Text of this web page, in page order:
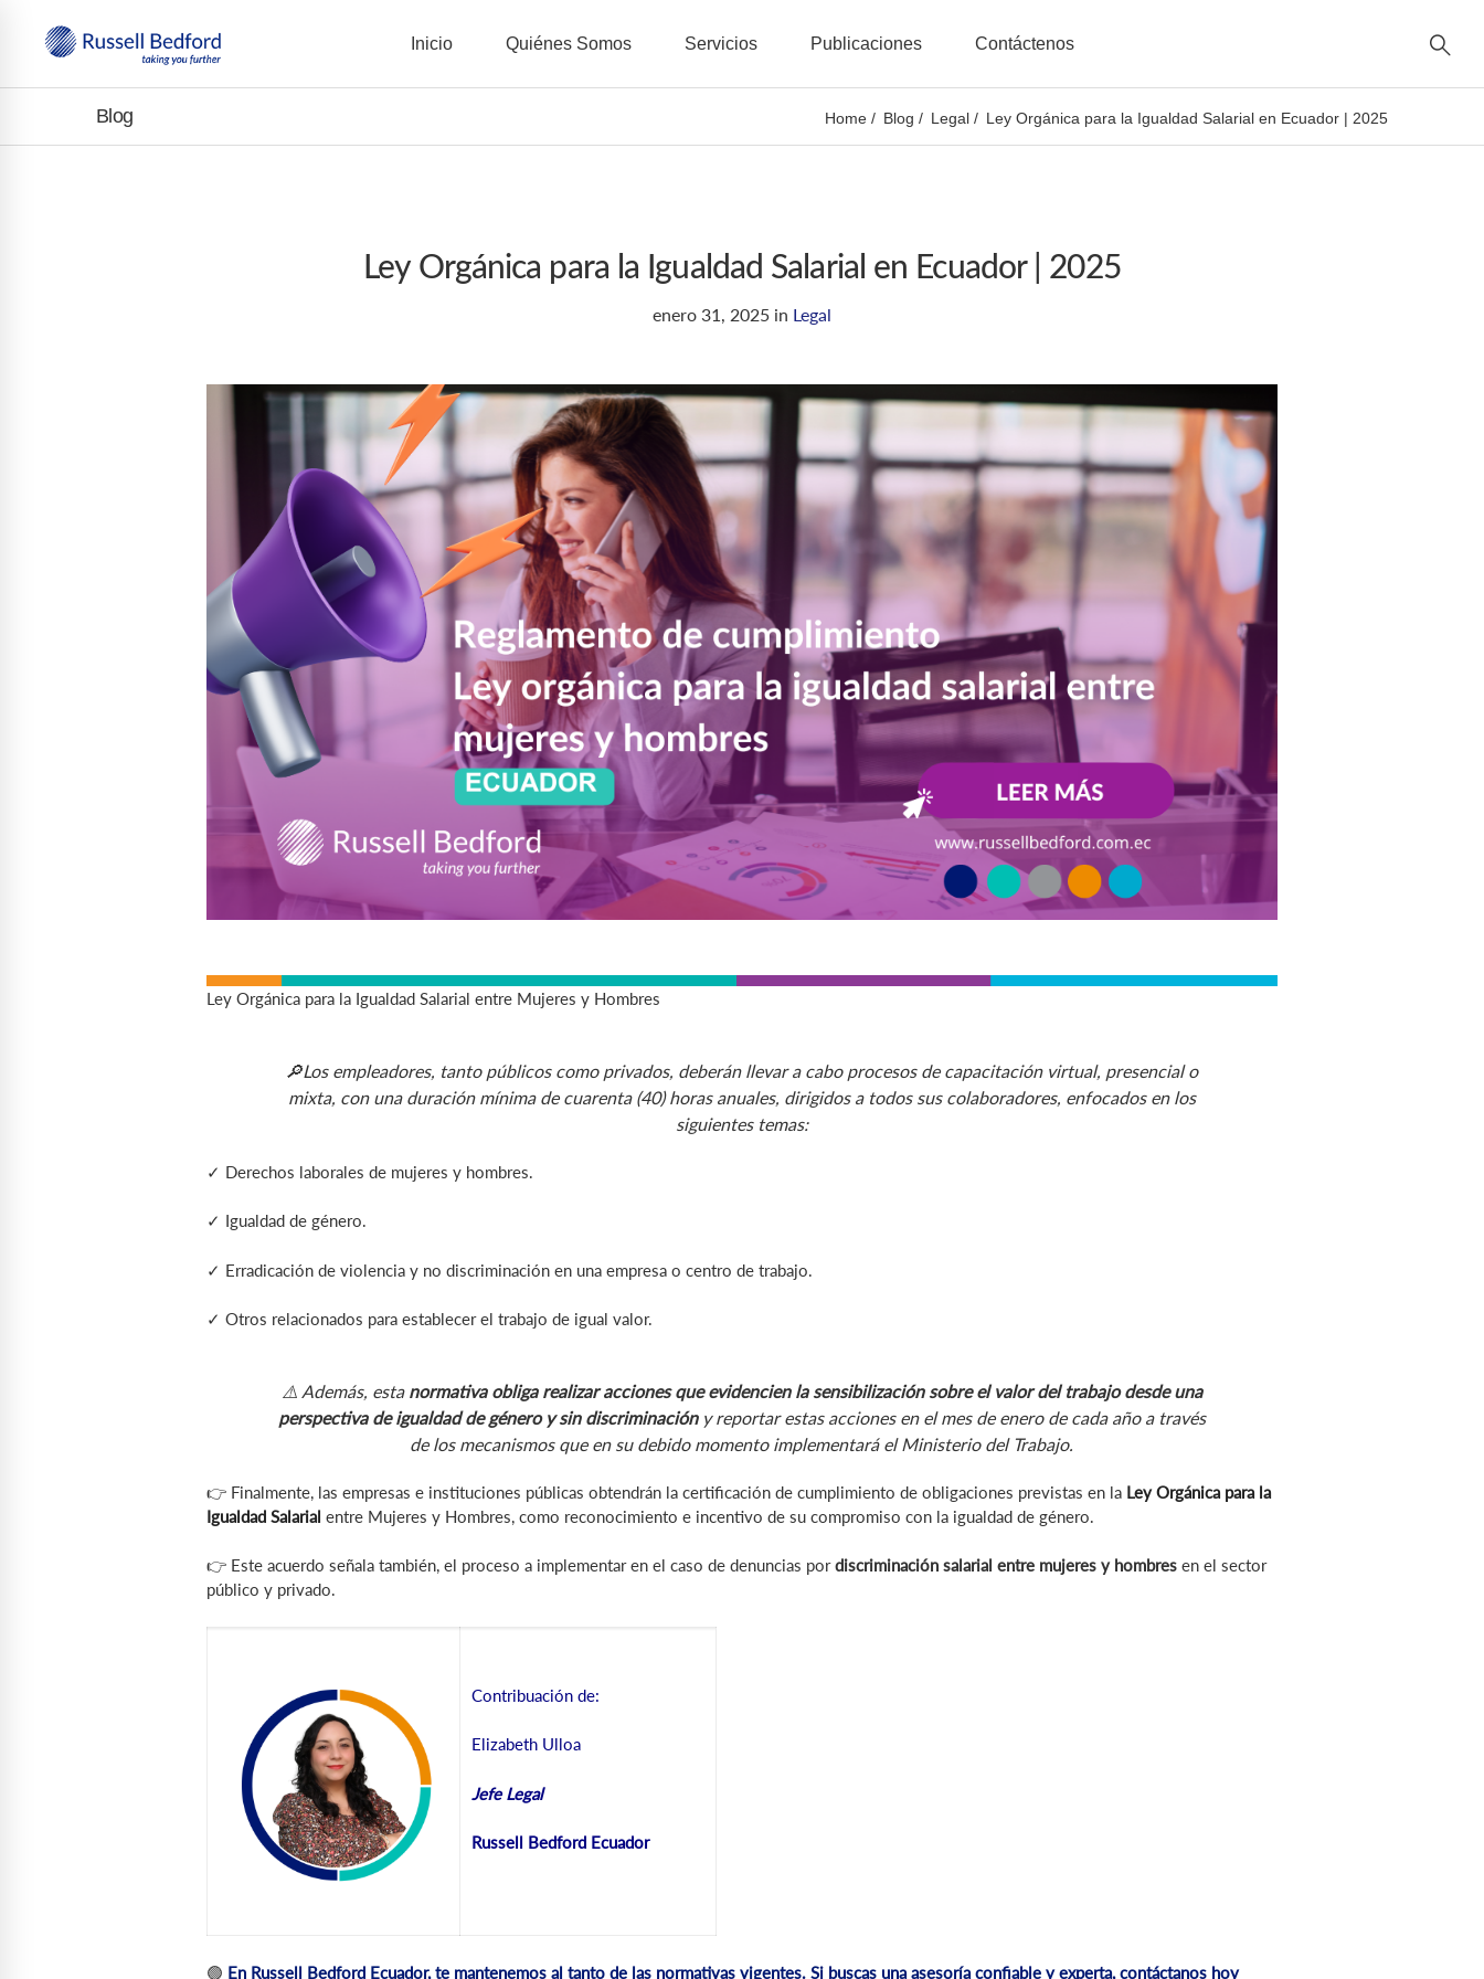
Inicio Quiénes Somos Servicios Publicaciones Contáctenos
Blog Home Blog Legal Ley Orgánica para la Igualdad Salarial en Ecuador | 2025
Ley Orgánica para la Igualdad Salarial en Ecuador | 2025
enero 31, 2025in Legal
Ley Orgánica para la Igualdad Salarial entre Mujeres y Hombres
🔎Los empleadores, tanto públicos como privados, deberán llevar a cabo procesos de capacitación virtual, presencial o
mixta, con una duración mínima de cuarenta (40) horas anuales, dirigidos a todos sus colaboradores, enfocados en los
siguientes temas:
✓ Derechos laborales de mujeres y hombres.
✓ Igualdad de género.
✓ Erradicación de violencia y no discriminación en una empresa o centro de trabajo.
✓ Otros relacionados para establecer el trabajo de igual valor.
⚠️ Además, esta normativa obliga realizar acciones que evidencien la sensibilización sobre el valor del trabajo desde una
perspectiva de igualdad de género y sin discriminación y reportar estas acciones en el mes de enero de cada año a través
de los mecanismos que en su debido momento implementará el Ministerio del Trabajo.
👉 Finalmente, las empresas e instituciones públicas obtendrán la certificación de cumplimiento de obligaciones previstas en la Ley Orgánica para la
Igualdad Salarial entre Mujeres y Hombres, como reconocimiento e incentivo de su compromiso con la igualdad de género.
👉 Este acuerdo señala también, el proceso a implementar en el caso de denuncias pordiscriminación salarial entre mujeres y hombres en el sector
público y privado.
Contribuación de:
Elizabeth Ulloa
Jefe Legal
Russell Bedford Ecuador
🟢 En Russell Bedford Ecuador, te mantenemos al tanto de las normativas vigentes. Si buscas una asesoría confiable y experta, contáctanos hoy